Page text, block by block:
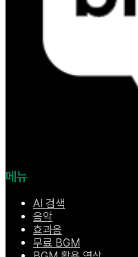
메뉴
AI 검색
음악
효과음
무료 BGM